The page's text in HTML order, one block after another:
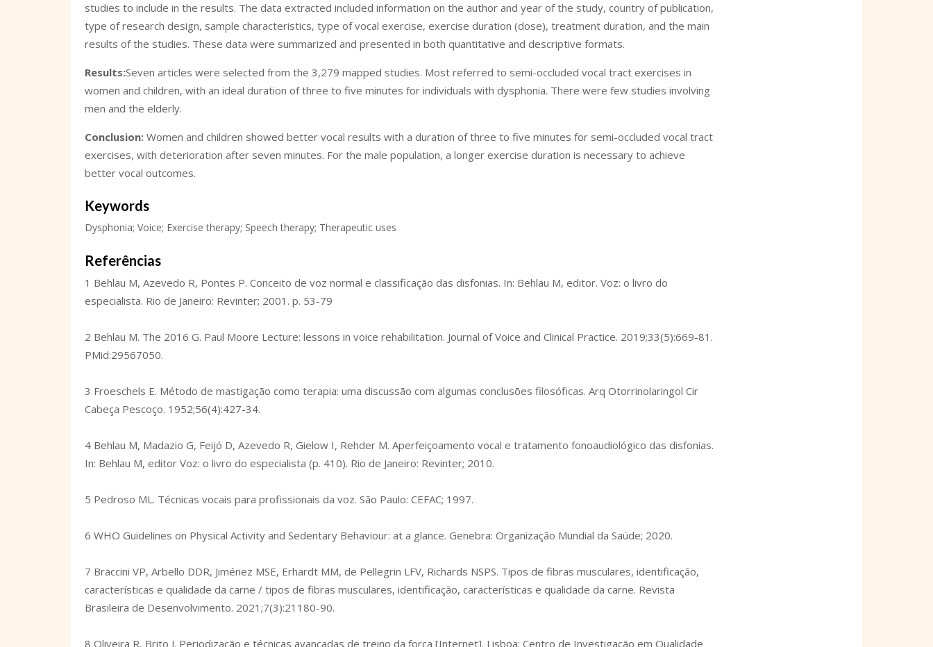
studies to include in the results. The data extracted included information on the author and year of the study, country of publication,
type of research design, sample characteristics, type of vocal exercise, exercise duration (dose), treatment duration, and the main
results of the studies. These data were summarized and presented in both quantitative and descriptive formats.
Results:Seven articles were selected from the 3,279 mapped studies. Most referred to semi-occluded vocal tract exercises in
women and children, with an ideal duration of three to five minutes for individuals with dysphonia. There were few studies involving
men and the elderly.
Conclusion: Women and children showed better vocal results with a duration of three to five minutes for semi-occluded vocal tract
exercises, with deterioration after seven minutes. For the male population, a longer exercise duration is necessary to achieve
better vocal outcomes.
Keywords
Dysphonia; Voice; Exercise therapy; Speech therapy; Therapeutic uses
Referências
1 Behlau M, Azevedo R, Pontes P. Conceito de voz normal e classificação das disfonias. In: Behlau M, editor. Voz: o livro do
especialista. Rio de Janeiro: Revinter; 2001. p. 53-79
2 Behlau M. The 2016 G. Paul Moore Lecture: lessons in voice rehabilitation. Journal of Voice and Clinical Practice. 2019;33(5):669-81.
PMid:29567050.
3 Froeschels E. Método de mastigação como terapia: uma discussão com algumas conclusões filosóficas. Arq Otorrinolaringol Cir
Cabeça Pescoço. 1952;56(4):427-34.
4 Behlau M, Madazio G, Feijó D, Azevedo R, Gielow I, Rehder M. Aperfeiçoamento vocal e tratamento fonoaudiológico das disfonias.
In: Behlau M, editor Voz: o livro do especialista (p. 410). Rio de Janeiro: Revinter; 2010.
5 Pedroso ML. Técnicas vocais para profissionais da voz. São Paulo: CEFAC; 1997.
6 WHO Guidelines on Physical Activity and Sedentary Behaviour: at a glance. Genebra: Organização Mundial da Saúde; 2020.
7 Braccini VP, Arbello DDR, Jiménez MSE, Erhardt MM, de Pellegrin LFV, Richards NSPS. Tipos de fibras musculares, identificação,
características e qualidade da carne / tipos de fibras musculares, identificação, características e qualidade da carne. Revista
Brasileira de Desenvolvimento. 2021;7(3):21180-90.
8 Oliveira R, Brito J. Periodização e técnicas avançadas de treino da força [Internet]. Lisboa: Centro de Investigação em Qualidade